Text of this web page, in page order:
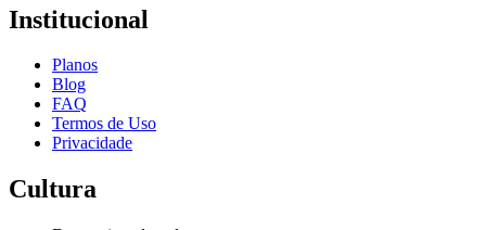
Institucional
Planos
Blog
FAQ
Termos de Uso
Privacidade
Cultura